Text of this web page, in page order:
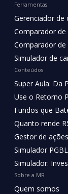
Ferramentas
Gerenciador de
Comparador de
Comparador de
Simulador de
Conteúdos
Super Aula: Da
Use o Retorno
Fundos que
Quanto rende
Gestor de
Simulador PGBL
Simulador:
Sobre a MR
Quem somos